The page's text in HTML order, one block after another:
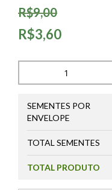
R$9,00
R$3,60
SEMENTES POR
ENVELOPE
TOTAL SEMENTES
TOTAL PRODUTO